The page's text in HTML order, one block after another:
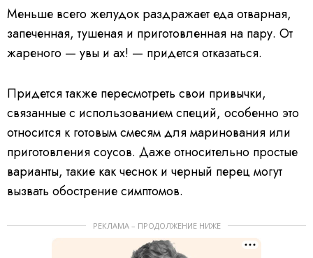
Меньше всего желудок раздражает еда отварная,
запеченная, тушеная и приготовленная на пару. От
жареного — увы и ах! — придется отказаться.
Придется также пересмотреть свои привычки,
связанные с использованием специй, особенно это
относится к готовым смесям для маринования или
приготовления соусов. Даже относительно простые
варианты, такие как чеснок и черный перец могут
вызвать обострение симптомов.
РЕКЛАМА – ПРОДОЛЖЕНИЕ НИЖЕ